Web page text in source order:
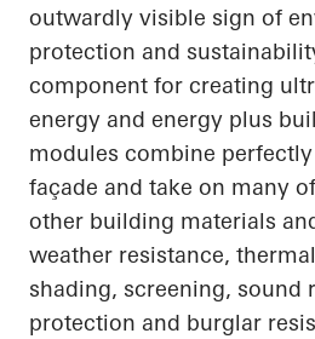
outwardly visible sign of
protection and
component for creating
energy and energy plus
modules combine
façade and take on many
other building materials
weather resistance,
shading, screening, sound
protection and burglar